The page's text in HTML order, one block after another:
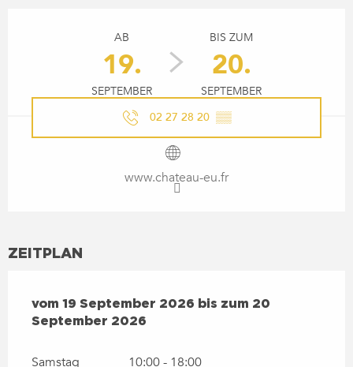
AB
19.
SEPTEMBER
BIS ZUM
20.
SEPTEMBER
02 27 28 20 ▒▒
www.chateau-eu.fr
ZEITPLAN
VOM 19 SEPTEMBER 2026 BIS ZUM20 SEPTEMBER
vom 19 September 2026 bis zum 20
September 2026
Samstag 10:00 - 18:00